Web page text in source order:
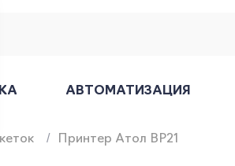
онлайн-касс
АВТОМАТИЗАЦИЯ
Принтер Атол BP21